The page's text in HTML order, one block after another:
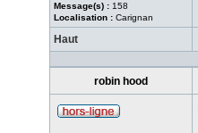
Message(s) : 158
Localisation : Carignan
Haut
robin hood